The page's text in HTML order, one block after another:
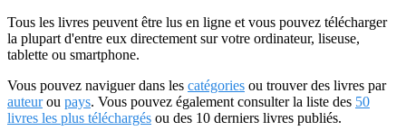
Tous les livres peuvent être lus en ligne et vous pouvez télécharger
la plupart d'entre eux directement sur votre ordinateur, liseuse,
tablette ou smartphone.
Vous pouvez naviguer dans les catégories ou trouver des livres par
auteurou pays. Vous pouvez également consulter la liste des 50
livres les plus téléchargés ou des 10 derniers livres publiés.